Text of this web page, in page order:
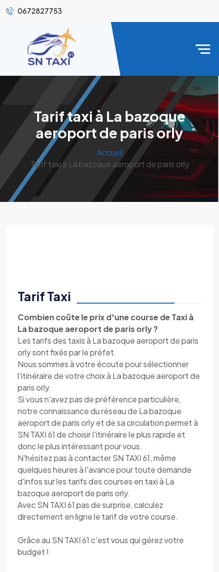
0672827753
Tarif taxi à La bazoque
aeroport de paris orly
Accueil
Tarif taxi à La bazoque aeroport de paris orly
Tarif Taxi
Combien coûte le prix d'une course de Taxi à
La bazoque aeroport de paris orly ?
Les tarifs des taxis à La bazoque aeroport de paris
orly sont fixés par le préfet.
Nous sommes à votre écoute pour sélectionner
l'itinéraire de votre choix à La bazoque aeroport de
paris orly.
Si vous n'avez pas de préférence particulière,
notre connaissance du réseau de La bazoque
aeroport de paris orly et de sa circulation permet à
SN TAXI 61 de choisir l'itinéraire le plus rapide et
donc le plus intéressant pour vous.
N'hésitez pas à contacter SN TAXI 61, même
quelques heures à l'avance pour toute demande
d'infos sur les tarifs des courses en taxi à La
bazoque aeroport de paris orly.
Avec SN TAXI 61 pas de surprise, calculez
directement en ligne le tarif de votre course.
Grâce au SN TAXI 61 c'est vous qui gérez votre
budget !